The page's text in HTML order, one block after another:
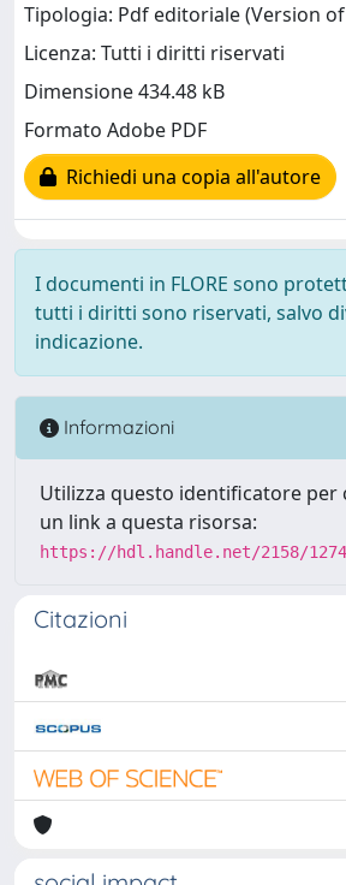
Tipologia: Pdf editoriale (Version
Licenza: Tutti i diritti riservati
Dimensione 434.48 kB
Formato Adobe PDF
Richiedi una copia all'autore
I documenti in FLORE sono
tutti i diritti sono riservati, salvo
indicazione.
Informazioni
Utilizza questo identificatore per
un link a questa risorsa:
https://hdl.handle.net/2158/
Citazioni